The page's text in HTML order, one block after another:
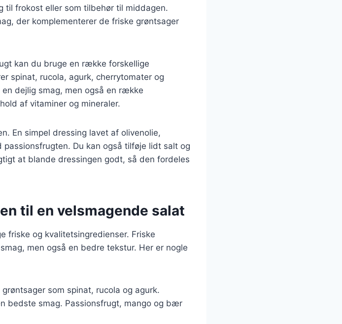
frokost eller som tilbehør til middagen.
der komplementerer de friske grøntsager
kan du bruge en række forskellige
spinat, rucola, agurk, cherrytomater og
dejlig smag, men også en række
af vitaminer og mineraler.
En simpel dressing lavet af olivenolie,
Du kan også tilføje lidt salt og
at blande dressingen godt, så den fordeles
til en velsmagende salat
friske og kvalitetsingredienser. Friske
men også en bedre tekstur. Her er nogle
som spinat, rucola og agurk.
bedste smag. Passionsfrugt, mango og bær